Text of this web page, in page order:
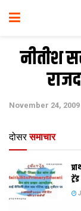
नीतीश
November 24, 2009
दोसर समाचार